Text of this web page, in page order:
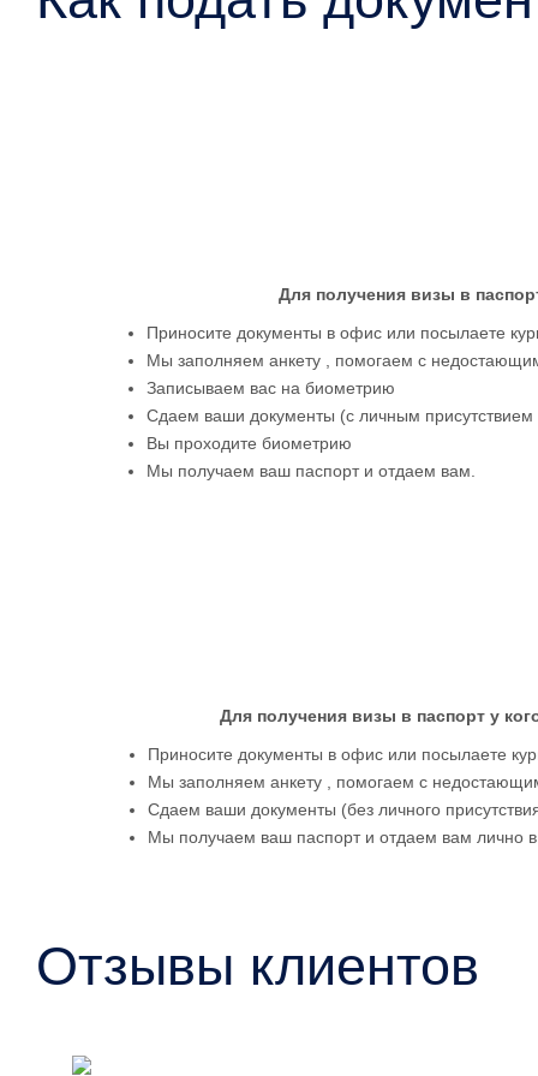
Для получения визы в
Приносите документы в офис или посылаете
Мы заполняем анкету , помогаем с
Записываем вас на биометрию
Сдаем ваши документы (с личным присутствием
Вы проходите биометрию
Мы получаем ваш паспорт и отдаем вам.
Для получения визы в паспорт у
Приносите документы в офис или посылаете
Мы заполняем анкету , помогаем с
Сдаем ваши документы (без личного
Мы получаем ваш паспорт и отдаем вам лично
Отзывы клиентов